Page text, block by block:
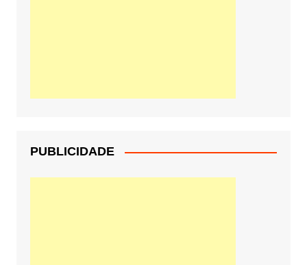
PUBLICIDADE